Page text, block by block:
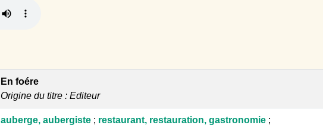
En foére
Origine du titre : Editeur
auberge, aubergiste ; restaurant, restauration, gastronomie ;